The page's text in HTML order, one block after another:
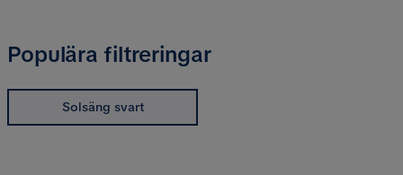
Populära filtreringar
Solsäng svart